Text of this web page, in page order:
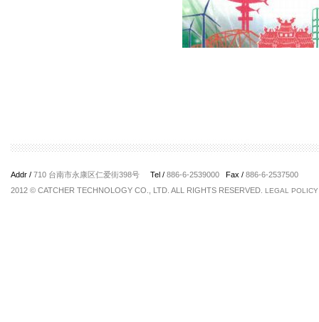
Addr / 710 台南市永康区仁爱街398号 Tel / 886-6-2539000 Fax / 886-6-2537500
2012 © CATCHER TECHNOLOGY CO., LTD. ALL RIGHTS RESERVED.
LEGAL POLICY